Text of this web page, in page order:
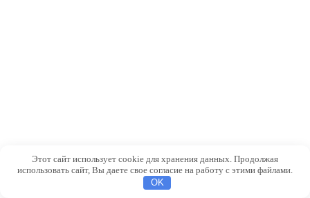
Этот сайт использует cookie для хранения данных. Продолжая
использовать сайт, Вы даете свое согласие на работу с этими файлами.
OK